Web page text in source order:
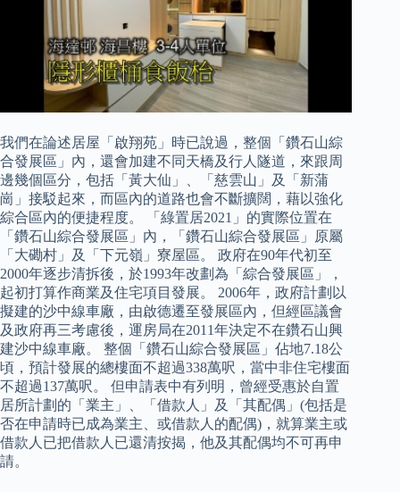
我們在論述居屋「啟翔苑」時已說過，整個「鑽石山綜
合發展區」內，還會加建不同天橋及行人隧道，來跟周
邊幾個區分，包括「黃大仙」、「慈雲山」及「新蒲
崗」接駁起來，而區內的道路也會不斷擴闊，藉以強化
綜合區內的便捷程度。 「綠置居2021」的實際位置在
「鑽石山綜合發展區」內，「鑽石山綜合發展區」原屬
「大磡村」及「下元嶺」寮屋區。 政府在90年代初至
2000年逐步清拆後，於1993年改劃為「綜合發展區」，
起初打算作商業及住宅項目發展。 2006年，政府計劃以
擬建的沙中線車廠，由啟德遷至發展區內，但經區議會
及政府再三考慮後，運房局在2011年決定不在鑽石山興
建沙中線車廠。 整個「鑽石山綜合發展區」佔地7.18公
頃，預計發展的總樓面不超過338萬呎，當中非住宅樓面
不超過137萬呎。 但申請表中有列明，曾經受惠於自置
居所計劃的「業主」、「借款人」及「其配偶」(包括是
否在申請時已成為業主、或借款人的配偶)，就算業主或
借款人已把借款人已還清按揭，他及其配偶均不可再申
請。